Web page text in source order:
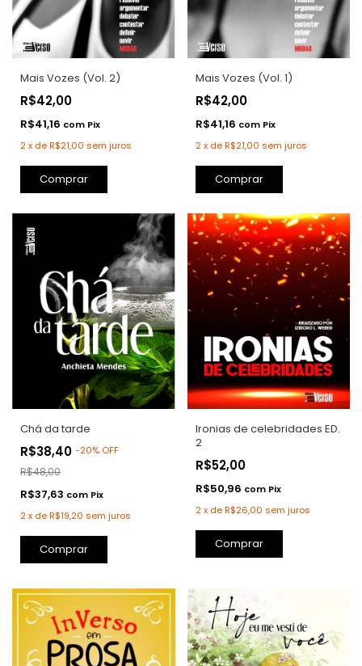
Mais Vozes (Vol. 2)
R$42,00
R$41,16 com Pix
2x deR$21,00 sem juros
Comprar
Mais Vozes (Vol. 1)
R$42,00
R$41,16 com Pix
2 x deR$21,00 sem juros
Comprar
Chá da tarde
R$38,40 -20% OFF
R$48,00
R$37,63 com Pix
2x deR$19,20 sem juros
Ironias de celebridades ED.
2
R$52,00
R$50,96 com Pix
2 x deR$26,00 sem juros